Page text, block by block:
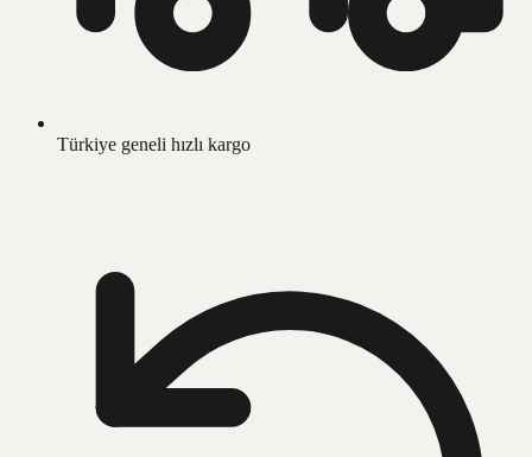
Türkiye geneli hızlı kargo